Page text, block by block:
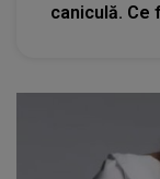
caniculă. Ce